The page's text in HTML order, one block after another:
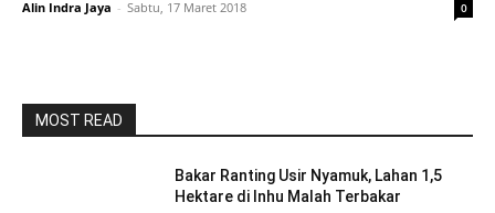
Alin Indra Jaya - Sabtu, 17 Maret 2018 0
MOST READ
Bakar Ranting Usir Nyamuk, Lahan 1,5
Hektare di Inhu Malah Terbakar